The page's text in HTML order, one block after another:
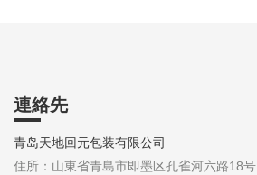
連絡先
青岛天地回元包装有限公司
住所：山東省青島市即墨区孔雀河六路18号